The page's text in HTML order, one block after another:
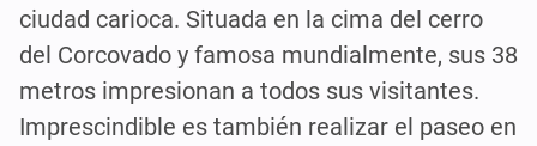
ciudad carioca. Situada en la cima del cerro
del Corcovado y famosa mundialmente, sus 38
metros impresionan a todos sus visitantes.
Imprescindible es también realizar el paseo en